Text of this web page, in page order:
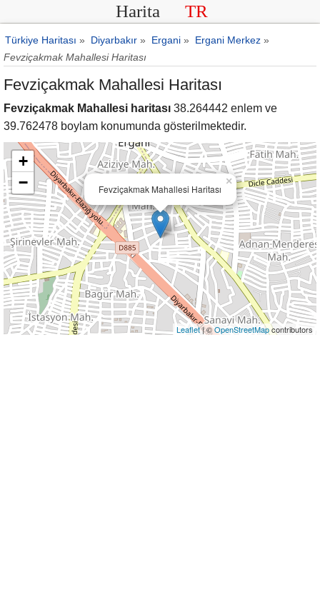
Harita TR
Türkiye Haritası » Diyarbakır » Ergani » Ergani Merkez »
Fevziçakmak Mahallesi Haritası
Fevziçakmak Mahallesi Haritası
Fevziçakmak Mahallesi haritası 38.264442 enlem ve
39.762478 boylam konumunda gösterilmektedir.
Fevziçakmak Mahallesi Haritası
×
+
−
Leaflet| ©OpenStreetMapcontributors